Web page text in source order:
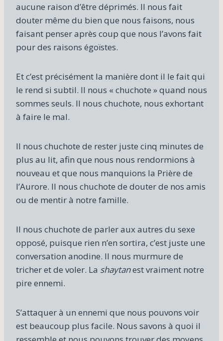
aucune raison d’être déprimés. Il nous fait
douter même du bien que nous faisons, nous
faisant penser après coup que nous l’avons fait
pour des raisons égoïstes.
Et c’est précisément la manière dont il le fait qui
le rend si subtil. Il nous « chuchote » quand nous
sommes seuls. Il nous chuchote, nous exhortant
à faire le mal.
Il nous chuchote de rester juste cinq minutes de
plus au lit, afin que nous nous rendormions à
nouveau et que nous manquions la Prière de
l’Aurore. Il nous chuchote de douter de nos amis
ou de mentir à notre famille.
Il nous chuchote de parler aux autres du sexe
opposé, puisque rien n’en sortira, c’est juste une
conversation anodine. Il nous murmure de
tricher et de voler. La shaytanest vraiment notre
pire ennemi.
S’attaquer à un ennemi que nous pouvons voir
est beaucoup plus facile. Nous savons à quoi il